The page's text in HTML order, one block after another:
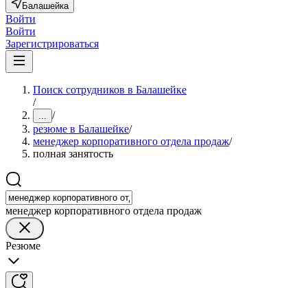
Балашейка
Войти
Войти
Зарегистрироваться
Поиск сотрудников в Балашейке
/
... /
резюме в Балашейке/
менеджер корпоративного отдела продаж/
полная занятость
менеджер корпоративного отдела продаж
Резюме